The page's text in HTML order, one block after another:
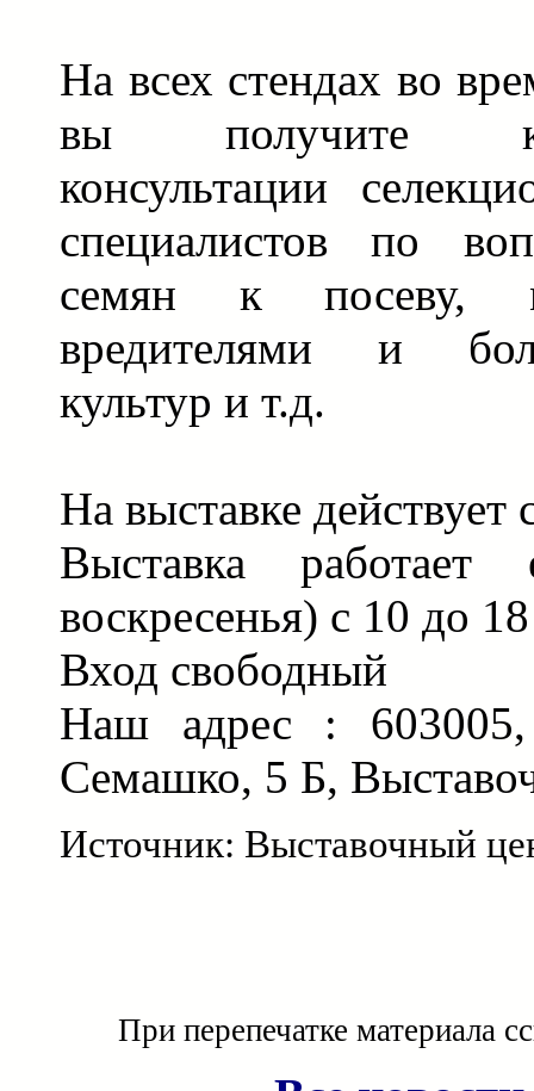
На всех стендах во
вы получите
консультации
специалистов по
семян к посеву,
вредителями и
культур и т.д.
На выставке действует
Выставка работает
воскресенья) с 10 до
Вход свободный
Наш адрес :
Семашко, 5 Б,
Источник: Выставочный
При перепечатке материала